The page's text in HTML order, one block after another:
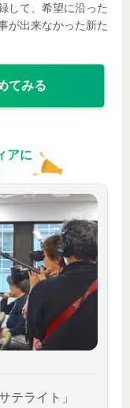
して、希望に沿った
が出来なかった新た
てみる
アに
テライト」